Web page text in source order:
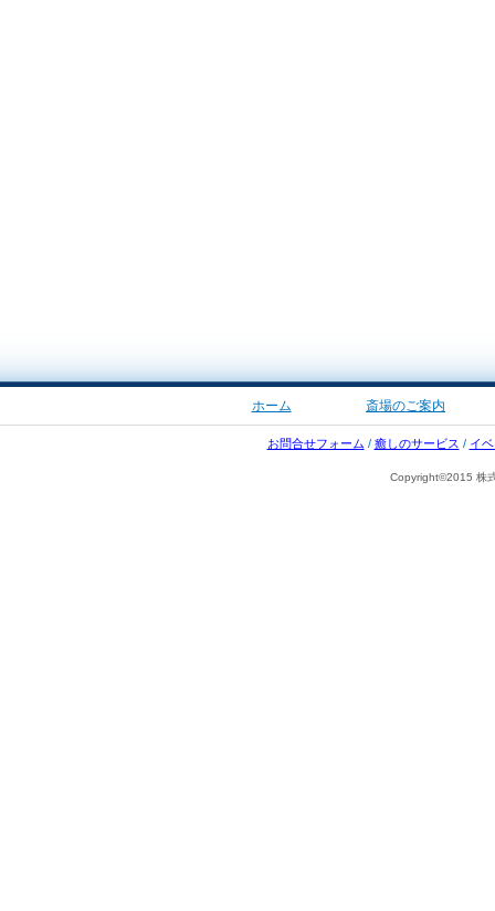
ホーム 斎場のご案内
お問合せフォーム / 癒しのサービス / イ
Copyright©2015 株